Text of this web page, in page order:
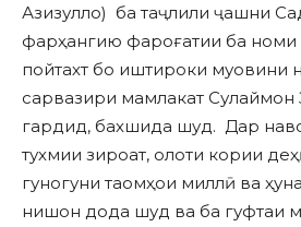
Азизулло) ба таҷлили ҷашни
фарҳангию фароғатии ба
пойтахт бо иштироки муовини
сарвазири мамлакат Сулаймон
гардид, бахшида шуд. Дар
тухмии зироат, олоти кории
гуногуни таомҳои миллӣ ва
нишон дода шуд ва ба гуфтаи